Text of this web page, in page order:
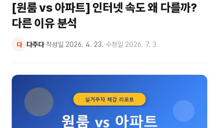
[원룸 vs 아파트] 인터넷 속도 왜 다를까?
다른 이유 분석
다 다주다·작성일 2026. 4. 23.·수정일 2026. 7. 3.